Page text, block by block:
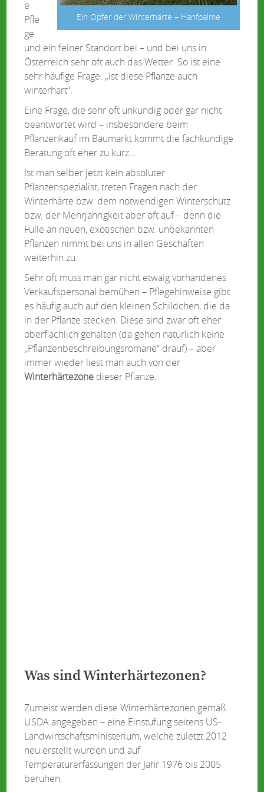
Ein Opfer der Winterhärte – Hanfpalme
e
Pfle
ge
und ein feiner Standort bei – und bei uns in
Österreich sehr oft auch das Wetter. So ist eine
sehr häufige Frage: „Ist diese Pflanze auch
winterhart“.
Eine Frage, die sehr oft unkundig oder gar nicht
beantwortet wird – insbesondere beim
Pflanzenkauf im Baumarkt kommt die fachkundige
Beratung oft eher zu kurz…
Ist man selber jetzt kein absoluter
Pflanzenspezialist, treten Fragen nach der
Winterhärte bzw. dem notwendigen Winterschutz
bzw. der Mehrjährigkeit aber oft auf – denn die
Fülle an neuen, exotischen bzw. unbekannten
Pflanzen nimmt bei uns in allen Geschäften
weiterhin zu.
Sehr oft muss man gar nicht etwaig vorhandenes
Verkaufspersonal bemühen – Pflegehinweise gibt
es häufig auch auf den kleinen Schildchen, die da
in der Pflanze stecken. Diese sind zwar oft eher
oberflächlich gehalten (da gehen natürlich keine
„Pflanzenbeschreibungsromane“ drauf) – aber
immer wieder liest man auch von der
Winterhärtezone dieser Pflanze.
Was sind Winterhärtezonen?
Zumeist werden diese Winterhärtezonen gemäß
USDA angegeben – eine Einstufung seitens US-
Landwirtschaftsministerium, welche zuletzt 2012
neu erstellt wurden und auf
Temperaturerfassungen der Jahr 1976 bis 2005
beruhen.